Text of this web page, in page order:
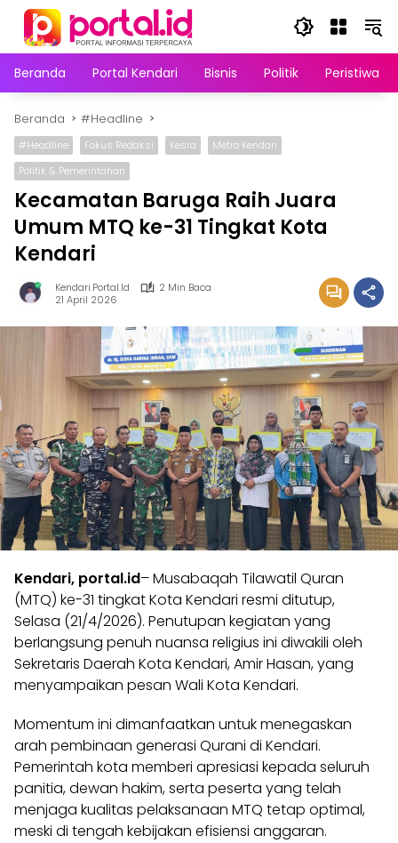
Langsung
konten
Beranda
Portal Kendari Bisnis Politik Peristiwa
Beranda #Headline
#Headline Fokus Redaksi Kesra
Metro Kendari
Politik & Pemerintahan
Kecamatan Baruga Raih Juara
Umum MTQ ke-31 Tingkat Kota
Kendari
Kendari.portal.id
2 Min Baca
21 April 2026
Kendari, portal.id– Musabaqah Tilawatil Quran
(MTQ) ke-31 tingkat Kota Kendari resmi ditutup,
Selasa (21/4/2026). Penutupan kegiatan yang
berlangsung penuh nuansa religius ini diwakili oleh
Sekretaris Daerah Kota Kendari, Amir Hasan, yang
menyampaikan pesan Wali Kota Kendari.
Momentum ini dimanfaatkan untuk menegaskan
arah pembinaan generasi Qurani di Kendari.
Pemerintah kota memberi apresiasi kepada seluruh
panitia, dewan hakim, serta peserta yang telah
menjaga kualitas pelaksanaan MTQ tetap optimal,
meski di tengah kebijakan efisiensi anggaran.